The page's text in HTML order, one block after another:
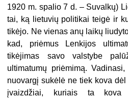
1920 m. spalio 7 d. – Suvalkų)
tai, ką lietuvių politikai teigė ir
tikėjo. Ne vienas anų laikų
kad, priėmus Lenkijos
tikėjimas savo valstybe
ultimatumų priėmimą.
nuovargį sukėlė ne tiek kova
įvaizdžiai, kuriais ta kova